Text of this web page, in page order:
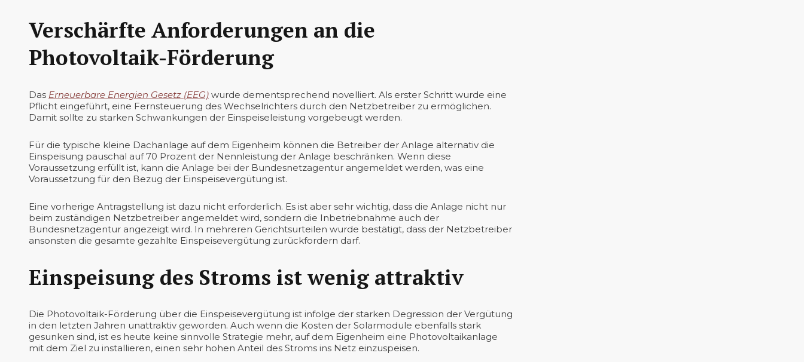
Verschärfte Anforderungen an die
Photovoltaik-Förderung
Das Erneuerbare Energien Gesetz (EEG) wurde dementsprechend novelliert. Als erster Schritt wurde eine
Pflicht eingeführt, eine Fernsteuerung des Wechselrichters durch den Netzbetreiber zu ermöglichen.
Damit sollte zu starken Schwankungen der Einspeiseleistung vorgebeugt werden.
Für die typische kleine Dachanlage auf dem Eigenheim können die Betreiber der Anlage alternativ die
Einspeisung pauschal auf 70 Prozent der Nennleistung der Anlage beschränken. Wenn diese
Voraussetzung erfüllt ist, kann die Anlage bei der Bundesnetzagentur angemeldet werden, was eine
Voraussetzung für den Bezug der Einspeisevergütung ist.
Eine vorherige Antragstellung ist dazu nicht erforderlich. Es ist aber sehr wichtig, dass die Anlage nicht nur
beim zuständigen Netzbetreiber angemeldet wird, sondern die Inbetriebnahme auch der
Bundesnetzagentur angezeigt wird. In mehreren Gerichtsurteilen wurde bestätigt, dass der Netzbetreiber
ansonsten die gesamte gezahlte Einspeisevergütung zurückfordern darf.
Einspeisung des Stroms ist wenig attraktiv
Die Photovoltaik-Förderung über die Einspeisevergütung ist infolge der starken Degression der Vergütung
in den letzten Jahren unattraktiv geworden. Auch wenn die Kosten der Solarmodule ebenfalls stark
gesunken sind, ist es heute keine sinnvolle Strategie mehr, auf dem Eigenheim eine Photovoltaikanlage
mit dem Ziel zu installieren, einen sehr hohen Anteil des Stroms ins Netz einzuspeisen.